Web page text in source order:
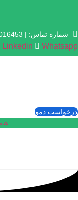
شماره‌ تماس: | 982191016453+
Linkedin
دمو
شماره